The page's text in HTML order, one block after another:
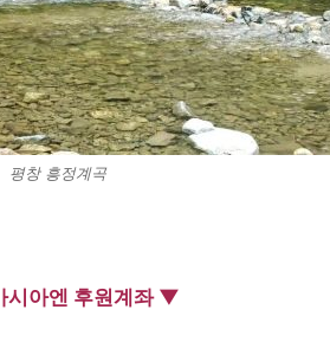
평창 흥정계곡
아엔 후원계좌 ▼